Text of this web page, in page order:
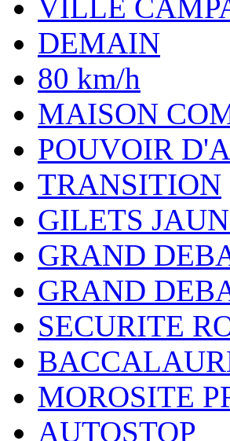
VILLE
DEMAIN
80 km/h
MAISON
POUVOIR
TRANSITION
GILETS
GRAND
GRAND
SECURITE
MOROSITE
AUTOSTOP